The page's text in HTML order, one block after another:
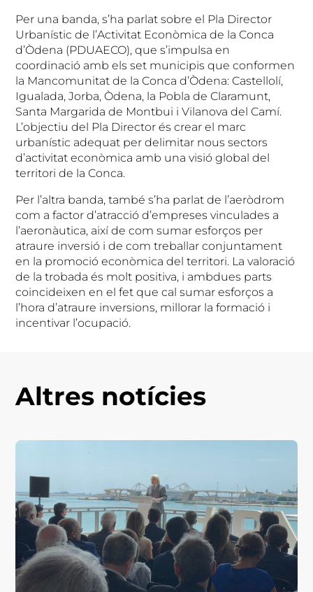
Per una banda, s’ha parlat sobre el Pla Director
Urbanístic de l’Activitat Econòmica de la Conca
d’Òdena (PDUAECO), que s’impulsa en
coordinació amb els set municipis que conformen
la Mancomunitat de la Conca d’Òdena: Castellolí,
Igualada, Jorba, Òdena, la Pobla de Claramunt,
Santa Margarida de Montbui i Vilanova del Camí.
L’objectiu del Pla Director és crear el marc
urbanístic adequat per delimitar nous sectors
d’activitat econòmica amb una visió global del
territori de la Conca.
Per l’altra banda, també s’ha parlat de l’aeròdrom
com a factor d’atracció d’empreses vinculades a
l’aeronàutica, així de com sumar esforços per
atraure inversió i de com treballar conjuntament
en la promoció econòmica del territori. La valoració
de la trobada és molt positiva, i ambdues parts
coincideixen en el fet que cal sumar esforços a
l’hora d’atraure inversions, millorar la formació i
incentivar l’ocupació.
Altres notícies